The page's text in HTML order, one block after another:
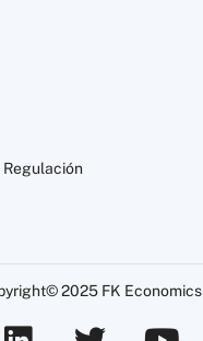
Regulación
2025 FK Economics